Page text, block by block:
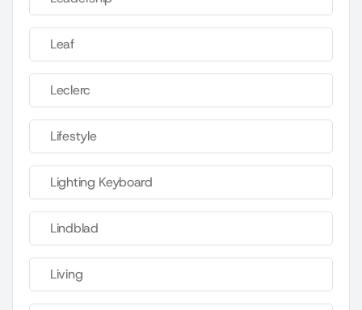
Leaf
Leclerc
Lifestyle
Lighting Keyboard
Lindblad
Living